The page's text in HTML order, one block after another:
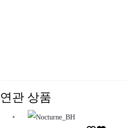
연관 상품